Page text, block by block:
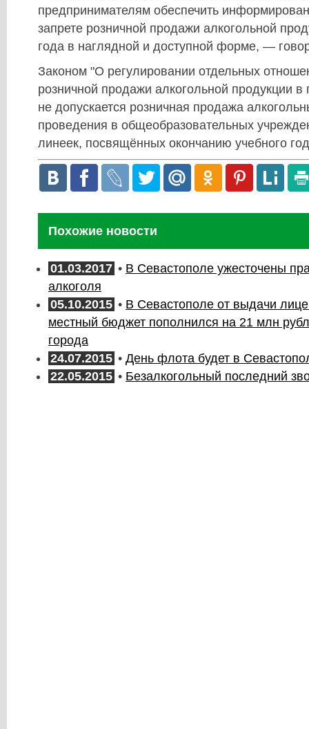
предпринимателям обеспечить
запрете розничной продажи алкогольной
года в наглядной и доступной форме, —
Законом "О регулировании отдельных
розничной продажи алкогольной продукции в
не допускается розничная продажа
проведения в общеобразовательных
линеек, посвящённых окончанию учебного
Похожие новости
01.03.2017 • В Севастополе ужесточены
алкоголя
05.10.2015 • В Севастополе от выдачи
местный бюджет пополнился на 21 млн
города
24.07.2015 • День флота будет в
22.05.2015 • Безалкогольный последний